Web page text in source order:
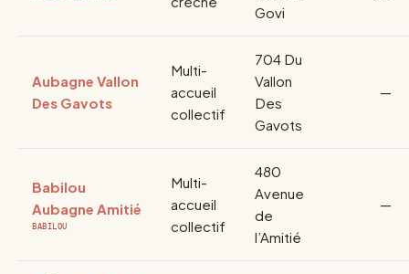
Govi
Aubagne Vallon
Des Gavots
Multi-
accueil
collectif
704 Du
Vallon
Des
Gavots
—
Babilou
Aubagne Amitié
BABILOU
Multi-
accueil
collectif
480
Avenue
de
l’Amitié
—